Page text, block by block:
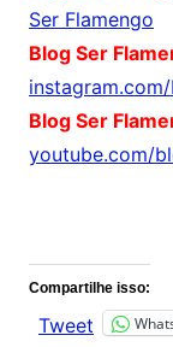
Ser Flamengo
Blog Ser
Blog Ser
youtube.com/
Compartilhe isso:
Tweet